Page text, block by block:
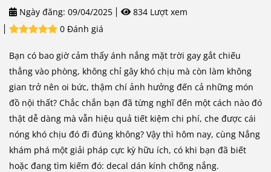
Ngày đăng: 09/04/2025
834 Lượt xem
0 Đánh giá
Bạn có bao giờ cảm thấy ánh nắng mặt trời gay gắt chiếu
thẳng vào phòng, không chỉ gây khó chịu mà còn làm không
gian trở nên oi bức, thậm chí ảnh hưởng đến cả những món
đồ nội thất? Chắc chắn bạn đã từng nghĩ đến một cách nào đó
thật dễ dàng mà vẫn hiệu quả tiết kiệm chi phí, che được cái
nóng khó chịu đó đi đúng không? Vậy thì hôm nay, cùng Nắng
khám phá một giải pháp cực kỳ hữu ích, có khi bạn đã biết
hoặc đang tìm kiếm đó: decal dán kính chống nắng.